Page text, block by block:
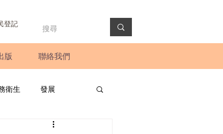
登記
版 聯絡我們
衛生 發展
圓桌會議